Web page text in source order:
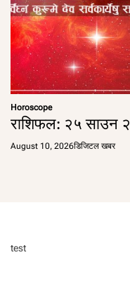
Horoscope
राशिफल: २५ साउन
August 10, 2026डिजिटल खबर
test